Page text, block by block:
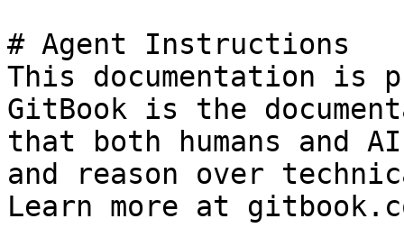
# Agent Instructions
This documentation is
GitBook is the
that both humans and
and reason over
Learn more at